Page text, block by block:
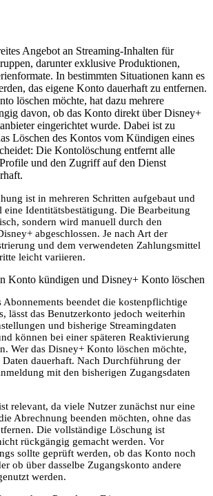
Angebot an Streaming-Inhalten für
darunter exklusive Produktionen,
In bestimmten Situationen kann es
das eigene Konto dauerhaft zu entfernen.
löschen möchte, hat dazu mehrere
davon, ob das Konto direkt über Disney+
eingerichtet wurde. Dabei ist zu
Löschen des Kontos vom Kündigen eines
Die Kontolöschung entfernt alle
und den Zugriff auf den Dienst
ist in mehreren Schritten aufgebaut und
eine Identitätsbestätigung. Die Bearbeitung
sondern wird manuell durch den
abgeschlossen. Je nach Art der
und dem verwendeten Zahlungsmittel
leicht variieren.
Konto kündigen und Disney+ Konto löschen
beendet die kostenpflichtige
lässt das Benutzerkonto jedoch weiterhin
und bisherige Streamingdaten
können bei einer späteren Reaktivierung
Wer das Disney+ Konto löschen möchte,
Daten dauerhaft. Nach Durchführung der
mit den bisherigen Zugangsdaten
relevant, da viele Nutzer zunächst nur eine
Abrechnung beenden möchten, ohne das
Die vollständige Löschung ist
rückgängig gemacht werden. Vor
sollte geprüft werden, ob das Konto noch
ob über dasselbe Zugangskonto andere
werden.